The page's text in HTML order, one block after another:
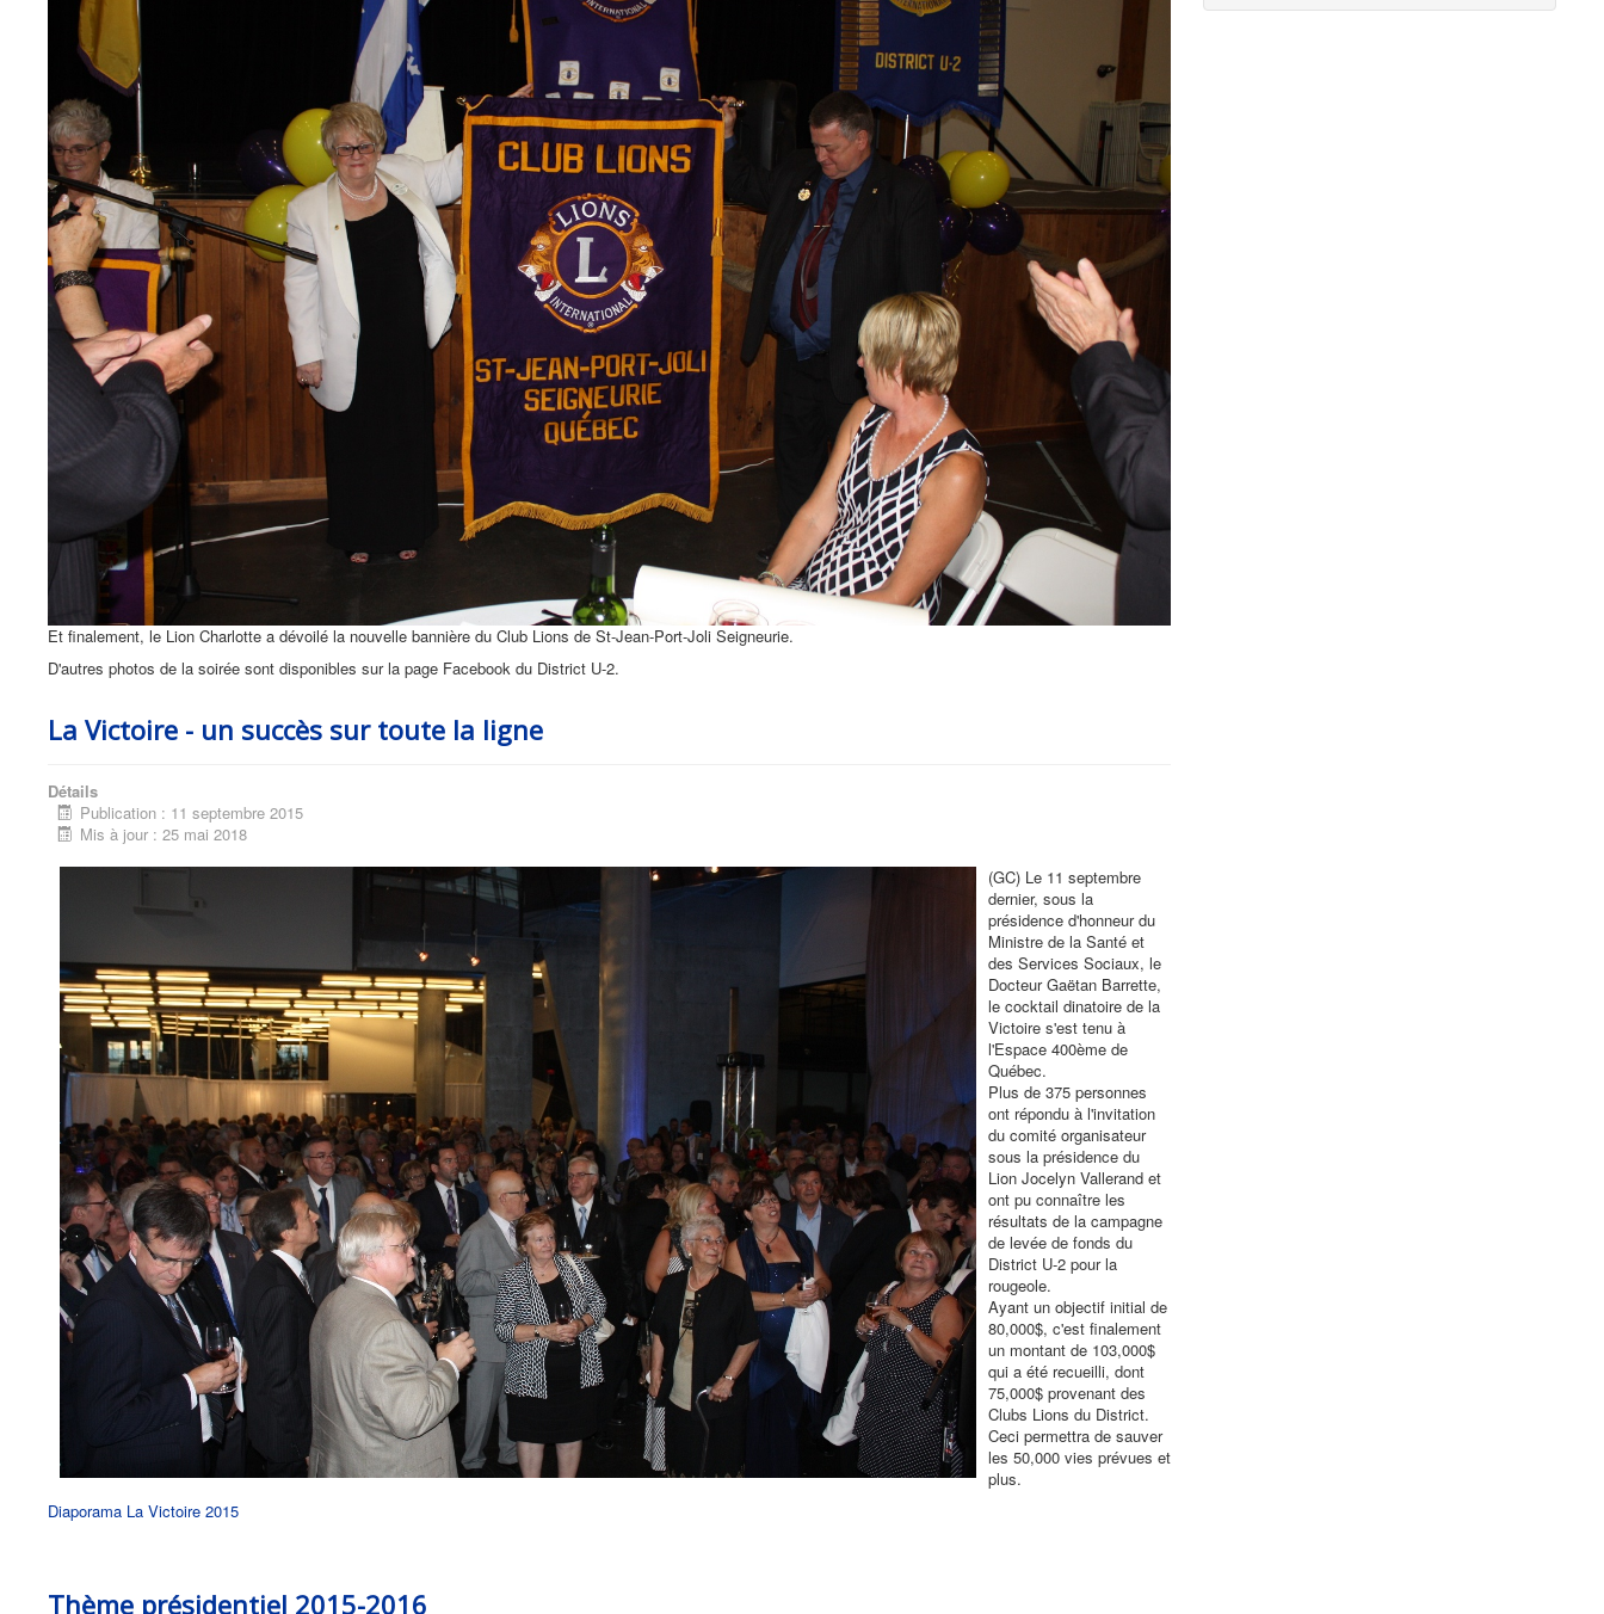
Et finalement, le Lion Charlotte a dévoilé la nouvelle bannière du Club Lions de St-Jean-Port-Joli Seigneurie.
D'autres photos de la soirée sont disponibles sur la page Facebook du District U-2.
La Victoire - un succès sur toute la ligne
Détails
Publication : 11 septembre 2015
Mis à jour : 25 mai 2018
(GC) Le 11 septembre
dernier, sous la
présidence d'honneur du
Ministre de la Santé et
des Services Sociaux, le
Docteur Gaëtan Barrette,
le cocktail dinatoire de la
Victoire s'est tenu à
l'Espace 400ème de
Québec.
Plus de 375 personnes
ont répondu à l'invitation
du comité organisateur
sous la présidence du
Lion Jocelyn Vallerand et
ont pu connaître les
résultats de la campagne
de levée de fonds du
District U-2 pour la
rougeole.
Ayant un objectif initial de
80,000$, c'est finalement
un montant de 103,000$
qui a été recueilli, dont
75,000$ provenant des
Clubs Lions du District.
Ceci permettra de sauver
les 50,000 vies prévues et
plus.
Diaporama La Victoire 2015
Thème présidentiel 2015-2016